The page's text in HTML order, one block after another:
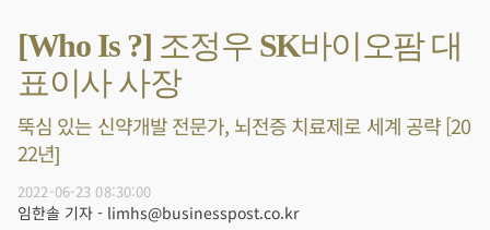
[Who Is ?] 조정우 SK바이오팜 대
표이사 사장
뚝심 있는 신약개발 전문가, 뇌전증 치료제로 세계 공략 [20
22년]
2022-06-23 08:30:00
임한솔 기자 - limhs@businesspost.co.kr